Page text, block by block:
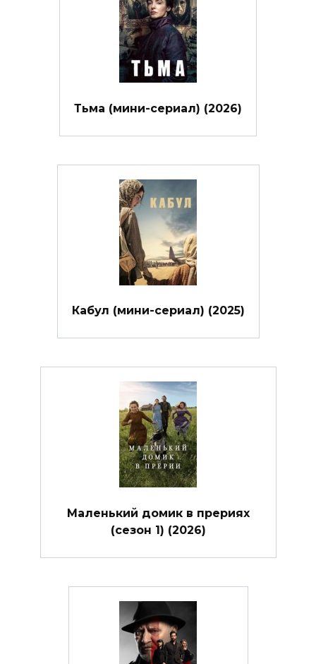
Тьма (мини-сериал) (2026)
Кабул (мини-сериал) (2025)
Маленький домик в прериях
(сезон 1) (2026)